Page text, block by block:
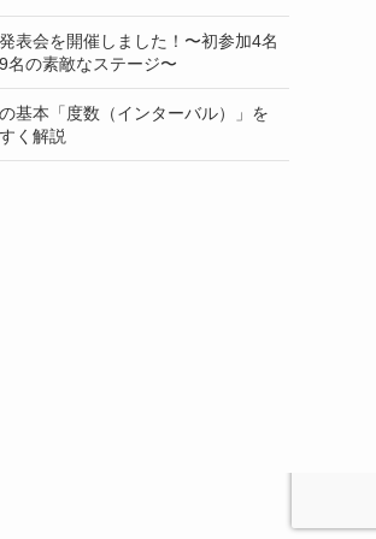
表会を開催しました！〜初参加4名
名の素敵なステージ〜
基本「度数（インターバル）」を
く解説